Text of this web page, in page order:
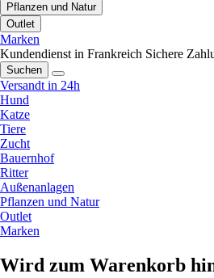
Pflanzen und Natur
Outlet
Marken
Kundendienst in Frankreich Sichere
Suchen
Versandt in 24h
Hund
Katze
Tiere
Zucht
Bauernhof
Ritter
Außenanlagen
Pflanzen und Natur
Outlet
Marken
Wird zum Warenkorb